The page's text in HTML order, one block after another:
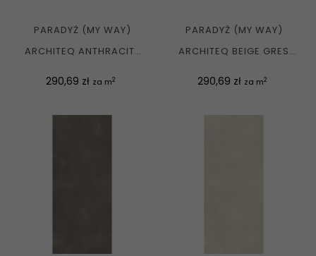
PARADYŻ (MY WAY)
ARCHITEQ ANTHRACITE
Cena
290,69 zł za m2
PARADYŻ (MY WAY)
ARCHITEQ BEIGE GRES
Cena
290,69 zł za m2